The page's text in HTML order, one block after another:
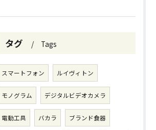
タグ Tags
スマートフォン ルイヴィトン
モノグラム デジタルビデオカメラ
電動工具 バカラ ブランド食器